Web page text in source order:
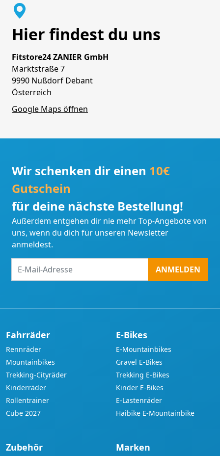
Hier findest du uns
Fitstore24 ZANIER GmbH
Marktstraße 7
9990 Nußdorf Debant
Österreich
Google Maps öffnen
Wir schenken dir einen 10€
Gutschein
für deine nächste Bestellung!
Außerdem entgehen dir nie mehr Top-Angebote von
uns, wenn du dich für unseren Newsletter
anmeldest.
Mail-
ANMELDEN
Fahrräder
Rennräder
Mountainbikes
Trekking-Cityräder
Kinderräder
Rollentrainer
Cube 2027
E-Bikes
E-Mountainbikes
Gravel E-Bikes
Trekking E-Bikes
Kinder E-Bikes
E-Lastenräder
Haibike E-Mountainbike
Zubehör Marken